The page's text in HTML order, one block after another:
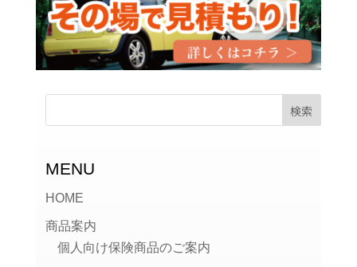
MENU
HOME
商品案内
個人向け保険商品のご案内